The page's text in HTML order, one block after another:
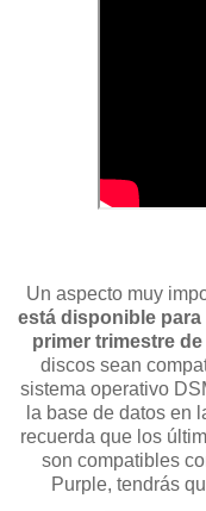
Un aspecto muy
está disponible
primer trimestre de
discos sean
sistema operativo
la base de datos en
recuerda que los
son compatibles
Purple, tendrás